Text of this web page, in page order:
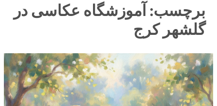
برچسب: آموزشگاه عکاسی در
گلشهر کرج